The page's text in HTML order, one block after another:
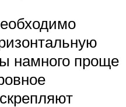
намного проще